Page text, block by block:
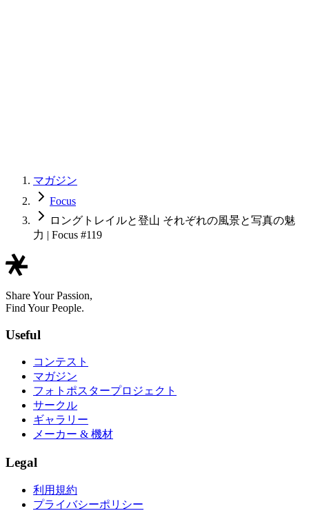
マガジン
Focus
ロングトレイルと登山 それぞれの風景と写真の魅
力 | Focus #119
Share Your Passion,
Find Your People.
Useful
コンテスト
マガジン
フォトポスタープロジェクト
サークル
ギャラリー
メーカー & 機材
Legal
利用規約
プライバシーポリシー